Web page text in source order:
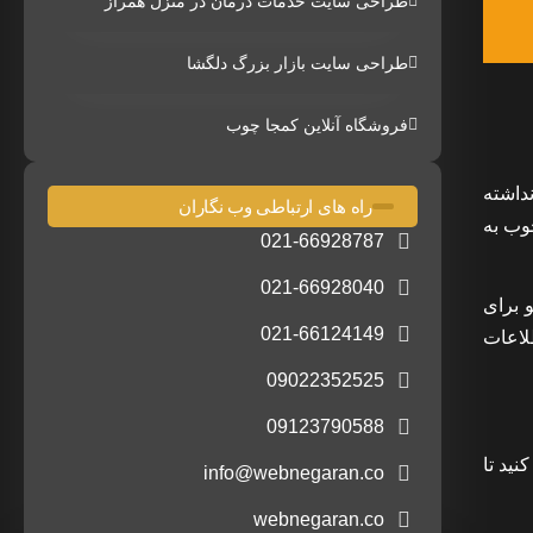
به
برای
تا
طراحی سایت بازار بزرگ دلگشا
فروشگاه آنلاین کمجا چوب
راه های ارتباطی وب نگاران
021-66928787
021-66928040
021-66124149
09022352525
09123790588
info@webnegaran.co
webnegaran.co